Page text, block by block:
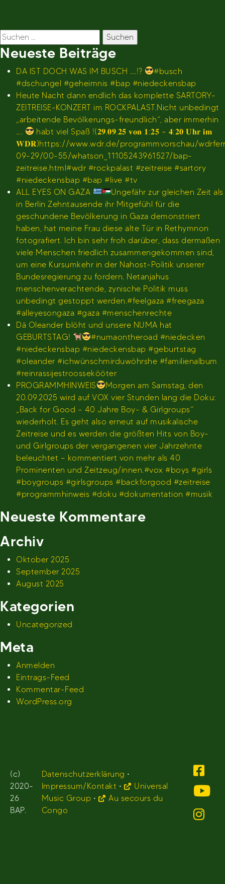
Suchen
nach:
Neueste Beiträge
DA IST DOCH WAS IM BUSCH ….!?
#busch
#dschungel #geheimnis #bap #niedeckensbap
Heute Nacht dann endlich das komplette SARTORY-
ZEITREISE-KONZERT im ROCKPALAST.Nicht unbedingt
„arbeitende Bevölkerungs-freundlich“, aber immerhin
….
habt viel Spaß !(𝟐𝟗.𝟎𝟗.𝟐𝟓 𝐯𝐨𝐧 𝟏:𝟐𝟓 – 𝟒:𝟐𝟎 𝐔𝐡𝐫 𝐢𝐦
𝐖𝐃𝐑)https://www.wdr.de/programmvorschau/
09-29/00-55/whatson_11105243961527/bap-
zeitreise.html#wdr #rockpalast #zeitreise #sartory
#niedeckensbap #bap #live #tv
ALL EYES ON GAZA
Ungefähr zur gleichen Zeit als
in Berlin Zehntausende ihr Mitgefühl für die
geschundene Bevölkerung in Gaza demonstriert
haben, hat meine Frau diese alte Tür in Rethymnon
fotografiert. Ich bin sehr froh darüber, dass dermaßen
viele Menschen friedlich zusammengekommen sind,
um eine Kursumkehr in der Nahost-Politik unserer
Bundesregierung zu fordern. Netanjahus
menschenverachtende, zynische Politik muss
unbedingt gestoppt werden.#feelgaza #freegaza
#alleyesongaza #gaza #menschenrechte
Dä Oleander blöht und unsere NUMA hat
GEBURTSTAG!
#numaontheroad #niedecken
#niedeckensbap #niedeckensbap #geburtstag
#oleander #ichwünschmirduwöhrshe #familienalbum
#reinrassijestroossekööter
PROGRAMMHINWEIS
Morgen am Samstag, den
20.09.2025 wird auf VOX vier Stunden lang die Doku:
„Back for Good – 40 Jahre Boy- & Girlgroups“
wiederholt. Es geht also erneut auf musikalische
Zeitreise und es werden die größten Hits von Boy-
und Girlgroups der vergangenen vier Jahrzehnte
beleuchtet – kommentiert von mehr als 40
Prominenten und Zeitzeug/innen.#vox #boys #girls
#boygroups #girlsgroups #backforgood #zeitreise
#programmhinweis #doku #dokumentation #musik
Neueste Kommentare
Archiv
Oktober 2025
September 2025
August 2025
Kategorien
Uncategorized
Meta
Anmelden
Eintrags-Feed
Kommentar-Feed
WordPress.org
(c)
2020-
26
BAP.
Datenschutzerklärung •
Impressum/Kontakt •
Universal
Music Group •
Au secours du
Congo